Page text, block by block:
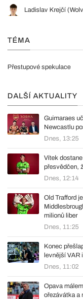
Ladislav Krejčí
TÉMA
Přestupové spekulace
DALŠÍ AKTUALITY
Guimaraes
Newcastlu
Dnes, 13:25
Vítek
přesvědčen,
Dnes, 12:14
Old Trafford
milionů liber
Dnes, 11:25
Konec
levnější VAR
Dnes, 11:02
Opava
ořezávátka a